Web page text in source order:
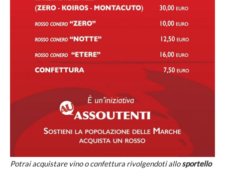
Potrai acquistare vino o confettura rivolgendoti allosportello